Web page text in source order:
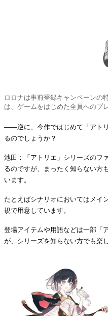
ロロナは事前登録キャンペーンの
は、ゲームをはじめた全員へのプ
――逆に、今作ではじめて「アト
るのでしょうか？
池田：「アトリエ」シリーズのフ
るのですが、まったく知らない方
います。
たとえばシナリオにおいてはメイ
規で用意しています。
登場アイテムや用語などは一部「
が、シリーズを知らない方でも楽